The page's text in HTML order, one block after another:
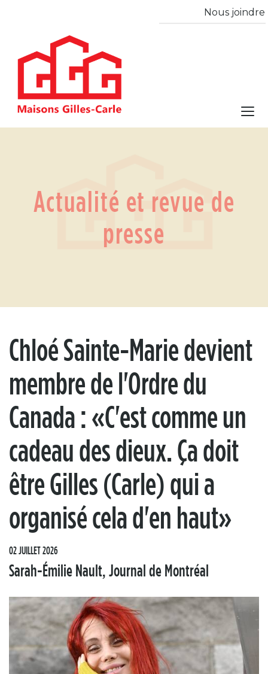
Nous joindre
Actualité et revue de
presse
Chloé Sainte-Marie devient
membre de l'Ordre du
Canada : «C'est comme un
cadeau des dieux. Ça doit
être Gilles (Carle) qui a
organisé cela d'en haut»
02 JUILLET 2026
Sarah-Émilie Nault, Journal de Montréal